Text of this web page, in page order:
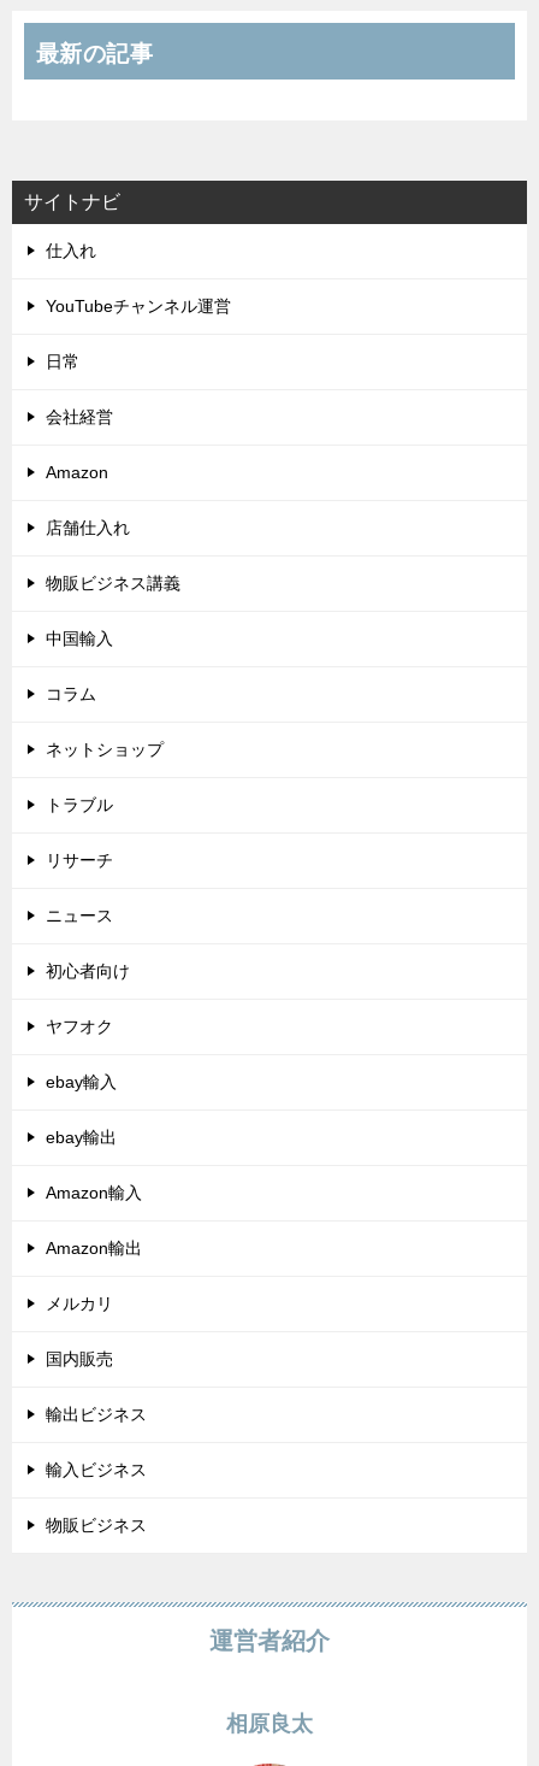
最新の記事
サイトナビ
仕入れ
YouTubeチャンネル運営
日常
会社経営
Amazon
店舗仕入れ
物販ビジネス講義
中国輸入
コラム
ネットショップ
トラブル
リサーチ
ニュース
初心者向け
ヤフオク
ebay輸入
ebay輸出
Amazon輸入
Amazon輸出
メルカリ
国内販売
輸出ビジネス
輸入ビジネス
物販ビジネス
運営者紹介
相原良太